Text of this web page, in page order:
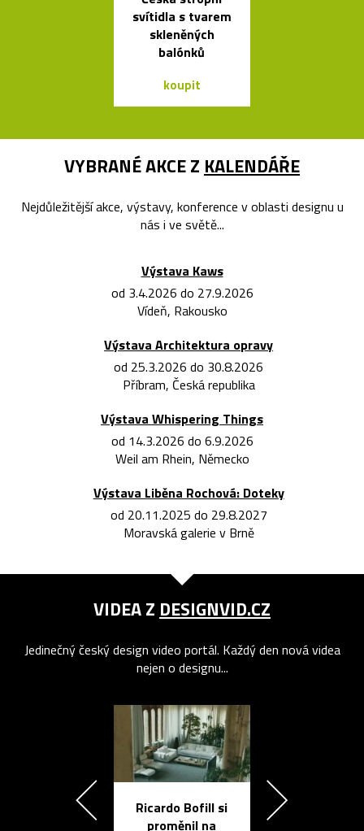
svítidla s tvarem
skleněných
balónků
koupit
VYBRANÉ AKCE Z KALENDÁŘE
Nejdůležitější akce, výstavy, konference v oblasti designu u
nás i ve světě...
Výstava Kaws
od 3.4.2026 do 27.9.2026
Vídeň, Rakousko
Výstava Architektura opravy
od 25.3.2026 do 30.8.2026
Příbram, Česká republika
Výstava Whispering Things
od 14.3.2026 do 6.9.2026
Weil am Rhein, Německo
Výstava Liběna Rochová: Doteky
od 20.11.2025 do 29.8.2027
Moravská galerie v Brně
VIDEA Z DESIGNVID.CZ
Jedinečný český design video portál. Každý den nová videa
nejen o designu...
Ricardo Bofill si
proměnil na